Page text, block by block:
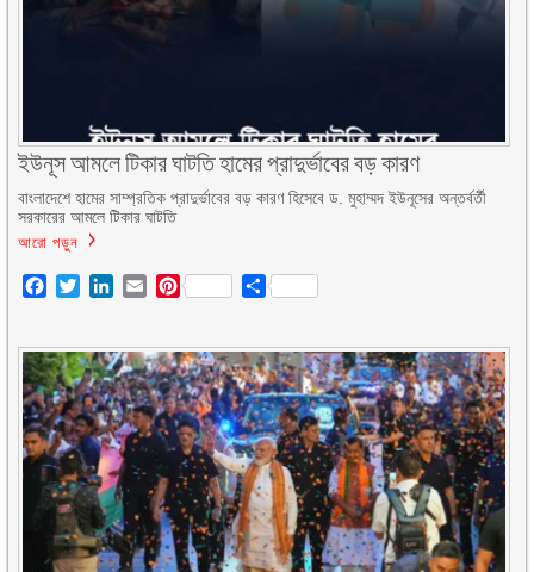
ইউনূস আমলে টিকার ঘাটতি হামের প্রাদুর্ভাবের বড় কারণ
বাংলাদেশে হামের সাম্প্রতিক প্রাদুর্ভাবের বড় কারণ হিসেবে ড. মুহাম্মদ ইউনূসের অন্তর্বর্তী
সরকারের আমলে টিকার ঘাটতি
আরো পড়ুন
Facebook
TwitterLinkedIn
EmailPinterest Share